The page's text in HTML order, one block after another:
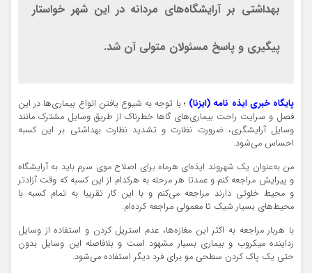
بهداشتی بر آرایشگاه‌های مردانه در این شهر خواستار
پیگیری و پاسخ مسئولان متولی آن شد.
پایگاه خبری ایذه نامه (ایزنا) ؛ با توجه به شیوع یافتن انواع بیماری‌ها در این
فصل و سرایت راحت بیماری‌های گاها خطرناک از طریق وسایل مشترک مانند
وسایل آرایشگری، ضرورت نظارت و تشدید نظارت بهداشتی بر این کسبه
احساس می‌شود.
من به‌عنوان یک شهروند ایذه‌ای هرماه برای اصلاح موی سرم باید به آرایشگاه
و پیرایش مراجعه کنم و عمدتا هر مرحله به هرکدام از این کسبه که وقت آزادتر
و محیط خلوتی دارند مراجعه می‌کنم و با این کار تقریبا به تمام کسبه با
محیط‌های بسیار شیک تا معمولی مراجعه کرده‌ام.
با هربار مراجعه به اکثر این مغازه‌ها، عدم استریل کردن و استفاده از وسایل
زداینده میکروب و بیماری بسیار مشهود است و بلافاصله این وسایل بدون
حتی یک پاک کردن سطحی مو برای فرد دیگر استفاده می‌شود.